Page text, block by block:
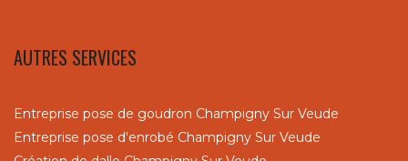
AUTRES SERVICES
Entreprise pose de goudron Champigny Sur Veude
Entreprise pose d'enrobé Champigny Sur Veude